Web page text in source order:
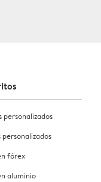
personalizados
personalizados
fórex
aluminio